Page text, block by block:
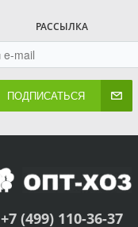
РАССЫЛКА
ПОДПИСАТЬСЯ
+7 (499) 110-36-37